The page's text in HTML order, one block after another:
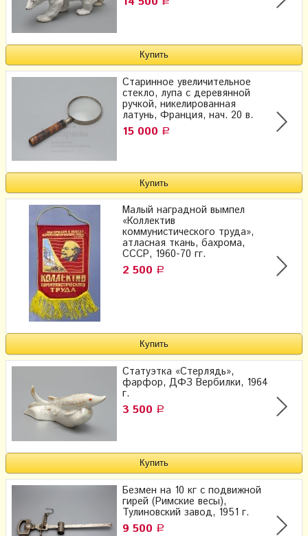
Старинное увеличительное
стекло, лупа с деревянной
ручкой, никелированная
латунь, Франция, нач. 20 в.
15 000 Р
Малый наградной вымпел
«Коллектив
коммунистического труда»,
атласная ткань, бахрома,
СССР, 1960-70 гг.
2 500 Р
Статуэтка «Стерлядь»,
фарфор, ДФЗ Вербилки, 1964
г.
3 500 Р
Безмен на 10 кг с подвижной
гирей (Римские весы),
Тулиновский завод, 1951 г.
9 500 Р